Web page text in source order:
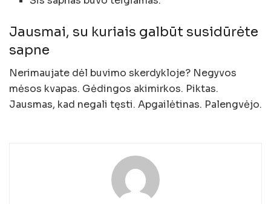
Jausmai, su kuriais galbūt susidūrėte
sapne
Nerimaujate dėl buvimo skerdykloje? Negyvos
mėsos kvapas. Gėdingos akimirkos. Piktas.
Jausmas, kad negali tęsti. Apgailėtinas. Palengvėjo.